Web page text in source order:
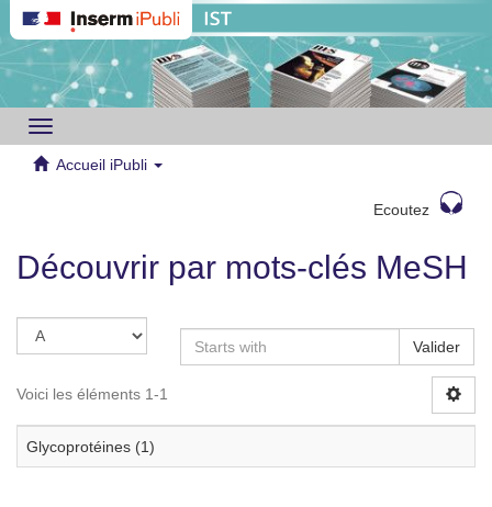
Toggle
navigation
Accueil iPubli
Ecoutez
Découvrir par mots-clés MeSH
Valider
Voici les éléments 1-1
Glycoprotéines (1)